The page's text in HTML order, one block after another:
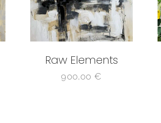
Raw Elements
900,00 €